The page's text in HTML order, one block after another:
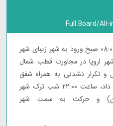
صرف صبحانه در کشتی، ساعت 08:00 صبح ورود به شهر زیبای شهر
اروپا در مجاورت قطب شمال
و تکرار نشدنی به همراه شفق
قطبی را قطعا از دست نخواهید داد، ساعت 22:00 شب ترک شهر
و حرکت به سمت شهر